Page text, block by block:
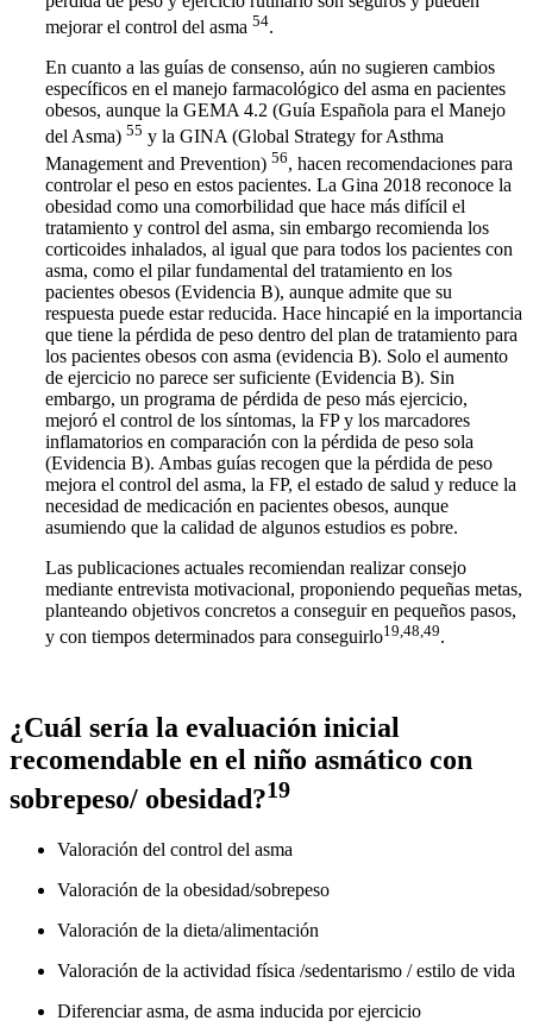
mejorar el control del asma 54.
En cuanto a las guías de consenso, aún no sugieren cambios
específicos en el manejo farmacológico del asma en pacientes
obesos, aunque la GEMA 4.2 (Guía Española para el Manejo
del Asma) 55 y la GINA (Global Strategy for Asthma
Management and Prevention) 56, hacen recomendaciones para
controlar el peso en estos pacientes. La Gina 2018 reconoce la
obesidad como una comorbilidad que hace más difícil el
tratamiento y control del asma, sin embargo recomienda los
corticoides inhalados, al igual que para todos los pacientes con
asma, como el pilar fundamental del tratamiento en los
pacientes obesos (Evidencia B), aunque admite que su
respuesta puede estar reducida. Hace hincapié en la importancia
que tiene la pérdida de peso dentro del plan de tratamiento para
los pacientes obesos con asma (evidencia B). Solo el aumento
de ejercicio no parece ser suficiente (Evidencia B). Sin
embargo, un programa de pérdida de peso más ejercicio,
mejoró el control de los síntomas, la FP y los marcadores
inflamatorios en comparación con la pérdida de peso sola
(Evidencia B). Ambas guías recogen que la pérdida de peso
mejora el control del asma, la FP, el estado de salud y reduce la
necesidad de medicación en pacientes obesos, aunque
asumiendo que la calidad de algunos estudios es pobre.
Las publicaciones actuales recomiendan realizar consejo
mediante entrevista motivacional, proponiendo pequeñas metas,
planteando objetivos concretos a conseguir en pequeños pasos,
y con tiempos determinados para conseguirlo19,48,49.
¿Cuál sería la evaluación inicial
recomendable en el niño asmático con
sobrepeso/ obesidad?19
Valoración del control del asma
Valoración de la obesidad/sobrepeso
Valoración de la dieta/alimentación
Valoración de la actividad física /sedentarismo / estilo de vida
Diferenciar asma, de asma inducida por ejercicio